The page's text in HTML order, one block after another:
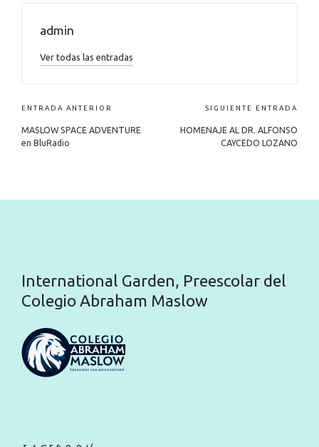
admin
Ver todas las entradas
ENTRADA ANTERIOR
MASLOW SPACE ADVENTURE
en BluRadio
SIGUIENTE ENTRADA
HOMENAJE AL DR. ALFONSO
CAYCEDO LOZANO
International Garden, Preescolar del
Colegio Abraham Maslow